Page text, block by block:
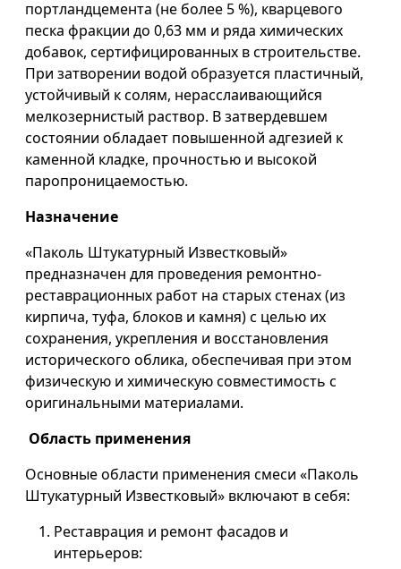
портландцемента (не более 5 %), кварцевого
песка фракции до 0,63 мм и ряда химических
добавок, сертифицированных в строительстве.
При затворении водой образуется пластичный,
устойчивый к солям, нерасслаивающийся
мелкозернистый раствор. В затвердевшем
состоянии обладает повышенной адгезией к
каменной кладке, прочностью и высокой
паропроницаемостью.
Назначение
«Паколь Штукатурный Известковый»
предназначен для проведения ремонтно-
реставрационных работ на старых стенах (из
кирпича, туфа, блоков и камня) с целью их
сохранения, укрепления и восстановления
исторического облика, обеспечивая при этом
физическую и химическую совместимость с
оригинальными материалами.
Область применения
Основные области применения смеси «Паколь
Штукатурный Известковый» включают в себя:
Реставрация и ремонт фасадов и
интерьеров: